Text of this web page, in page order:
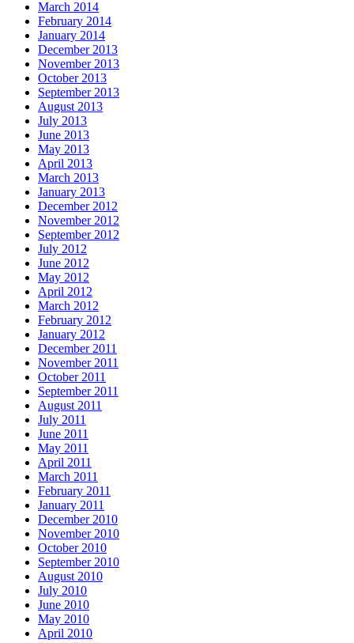
March 2014
February 2014
January 2014
December 2013
November 2013
October 2013
September 2013
August 2013
July 2013
June 2013
May 2013
April 2013
March 2013
January 2013
December 2012
November 2012
September 2012
July 2012
June 2012
May 2012
April 2012
March 2012
February 2012
January 2012
December 2011
November 2011
October 2011
September 2011
August 2011
July 2011
June 2011
May 2011
April 2011
March 2011
February 2011
January 2011
December 2010
November 2010
October 2010
September 2010
August 2010
July 2010
June 2010
May 2010
April 2010